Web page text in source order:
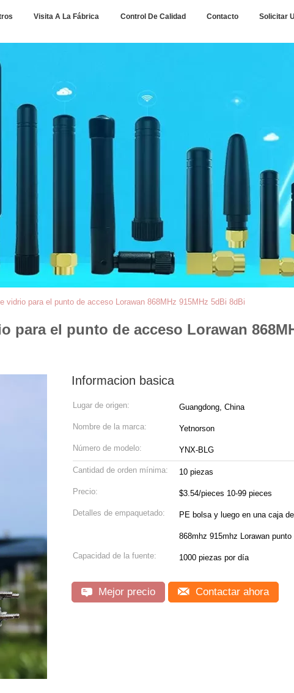
Visita A La Fábrica Control De Calidad Contacto Solicitar
vidrio para el punto de acceso Lorawan 868MHz 915MHz 5dBi 8dBi
el punto de acceso Lorawan
Informacion basica
Lugar de origen: Guangdong, China
Nombre de la marca: Yetnorson
Número de modelo: YNX-BLG
Cantidad de orden mínima: 10 piezas
Precio: $3.54/pieces 10-99 pieces
Detalles de empaquetado: PE bolsa y luego en una caja
868mhz 915mhz Lorawan
Capacidad de la fuente: 1000 piezas por día
Mejor precio Contactar ahora